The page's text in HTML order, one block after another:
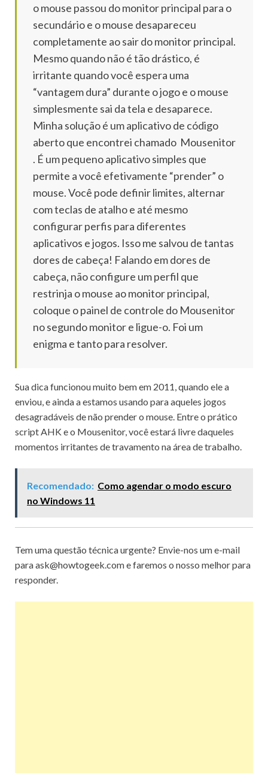
o mouse passou do monitor principal para o
secundário e o mouse desapareceu
completamente ao sair do monitor principal.
Mesmo quando não é tão drástico, é
irritante quando você espera uma
“vantagem dura” durante o jogo e o mouse
simplesmente sai da tela e desaparece.
Minha solução é um aplicativo de código
aberto que encontrei chamado Mousenitor
. É um pequeno aplicativo simples que
permite a você efetivamente “prender” o
mouse.Você pode definir limites, alternar
com teclas de atalho e até mesmo
configurar perfis para diferentes
aplicativos e jogos. Isso me salvou de tantas
dores de cabeça! Falando em dores de
cabeça, não configure um perfil que
restrinja o mouse ao monitor principal,
coloque o painel de controle do Mousenitor
no segundo monitor e ligue-o. Foi um
enigma e tanto para resolver.
Sua dica funcionou muito bem em 2011, quando ele a
enviou, e ainda a estamos usando para aqueles jogos
desagradáveis ​​de não prender o mouse. Entre o prático
script AHK e o Mousenitor, você estará livre daqueles
momentos irritantes de travamento na área de trabalho.
Recomendado: Como agendar o modo escuro
no Windows 11
Tem uma questão técnica urgente? Envie-nos um e-mail
para ask@howtogeek.com e faremos o nosso melhor para
responder.